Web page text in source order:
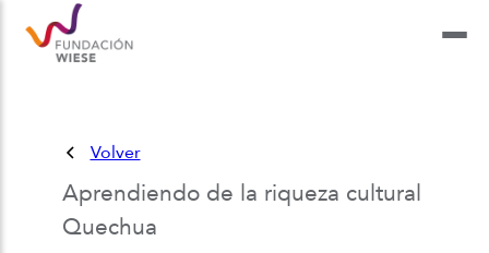
Volver
Aprendiendo de la riqueza cultural
Quechua